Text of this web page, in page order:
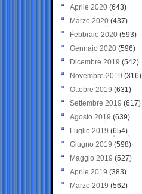
Aprile 2020 (643)
Marzo 2020 (437)
Febbraio 2020 (593)
Gennaio 2020 (596)
Dicembre 2019 (542)
Novembre 2019 (316)
Ottobre 2019 (631)
Settembre 2019 (617)
Agosto 2019 (639)
Luglio 2019 (654)
Giugno 2019 (598)
Maggio 2019 (527)
Aprile 2019 (383)
Marzo 2019 (562)